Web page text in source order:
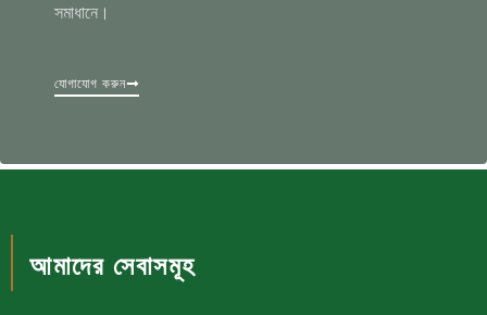
সমাধানে।
যোগাযোগ করুন
আমাদের সেবাসমূহ